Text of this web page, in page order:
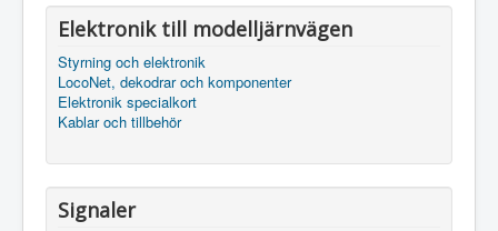
Elektronik till modelljärnvägen
Styrning och elektronik
LocoNet, dekodrar och komponenter
Elektronik specialkort
Kablar och tillbehör
Signaler